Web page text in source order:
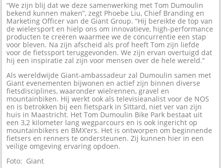
“We zijn blij dat we deze samenwerking met Tom Dumoulin
bekend kunnen maken”, zegt Phoebe Liu, Chief Branding en
Marketing Officer van de Giant Group. “Hij bereikte de top van
de wielersport en hielp ons om innovatieve, high-performance
producten te creëren waarmee we de concurrentie een stap
voor bleven. Na zijn afscheid als prof heeft Tom zijn liefde
voor de fietssport teruggevonden. We zijn ervan overtuigd dat
hij een inspiratie zal zijn voor mensen over de hele wereld.”
Als wereldwijde Giant-ambassadeur zal Dumoulin samen met
Giant evenementen bijwonen en actief zijn binnen diverse
fietsdisciplines, waaronder wielrennen, gravel en
mountainbiken. Hij werkt ook als televisieanalist voor de NOS
en is betrokken bij een fietspark in Sittard, niet ver van zijn
huis in Maastricht. Het Tom Dumoulin Bike Park bestaat uit
een 3,2 kilometer lang wegparcours en is ook ingericht op
mountainbikers en BMX’ers. Het is ontworpen om beginnende
fietsers en renners te ondersteunen. Zij kunnen hier in een
veilige omgeving ervaring opdoen.
Foto: Giant